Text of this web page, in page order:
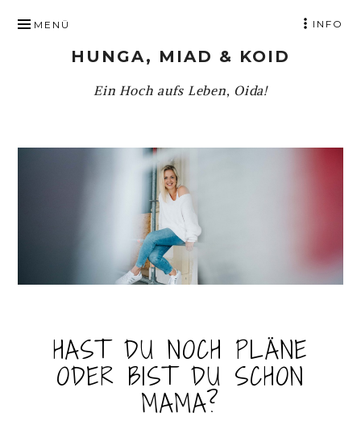
INHALT
SPRINGENHUNGA, MIAD & KOID
Ein Hoch aufs Leben, Oida!
MENÜ INFO
HAST DU NOCH PLÄNE
ODER BIST DU SCHON
MAMA?